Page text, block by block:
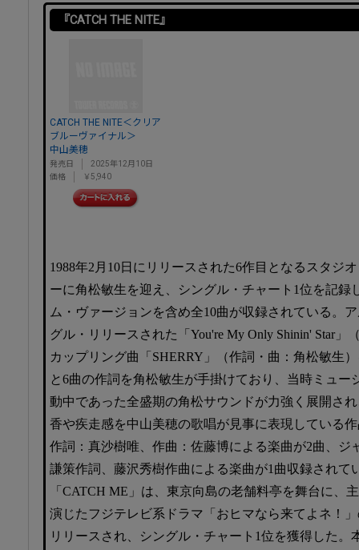
『CATCH THE NITE』
CATCH THE NITE＜クリア
ブルーヴァイナル＞
中山美穂
発売日
2025年12月10日
価格
￥5,940
1988年2月10日にリリースされた6作目となるスタジ
ーに角松敏生を迎え、シングル・チャート1位を記録
ム・ヴァージョンを含め全10曲が収録されている。
グル・リリースされた「You're My Only Shinin' Star」
カップリング曲「SHERRY」（作詞・曲：角松敏生
と6曲の作詞を角松敏生が手掛けており、当時ミュー
動中であった全盛期の角松サウンドが力強く展開さ
香や疾走感を中山美穂の歌唱が見事に表現している
作詞：真沙樹唯、作曲：佐藤博による楽曲が2曲、ジ
謙策作詞、藤沢秀樹作曲による楽曲が1曲収録されて
「CATCH ME」は、東京向島の老舗料亭を舞台に、
演じたフジテレビ系ドラマ「おヒマなら来てよネ！
リリースされ、シングル・チャート1位を獲得した。